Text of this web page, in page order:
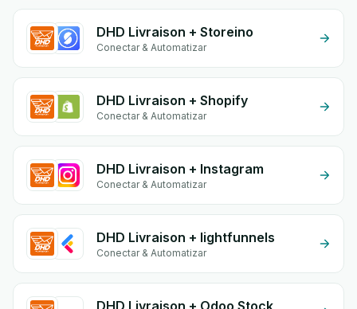
DHD Livraison + Storeino
Conectar & Automatizar
DHD Livraison + Shopify
Conectar & Automatizar
DHD Livraison + Instagram
Conectar & Automatizar
DHD Livraison + lightfunnels
Conectar & Automatizar
DHD Livraison + Odoo Stock